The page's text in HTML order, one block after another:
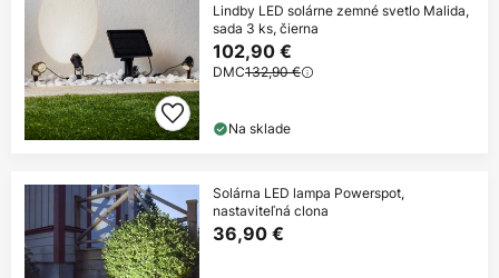
Lindby LED solárne zemné svetlo Malida,
sada 3 ks, čierna
102,90 €
DMC132,90 €
Na sklade
Solárna LED lampa Powerspot,
nastaviteľná clona
36,90 €